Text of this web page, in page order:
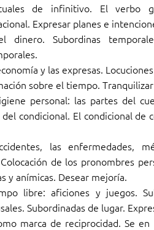
de infinitivo. El
Expresar planes e
dinero. Subordinas
y las expresas.
sobre el tiempo.
personal: las partes del
condicional. El condicional de
las enfermedades,
de los pronombres
y anímicas. Desear mejoría.
libre: aficiones y juegos.
Subordinadas de lugar.
marca de reciprocidad. Se